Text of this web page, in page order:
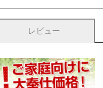
レビュー